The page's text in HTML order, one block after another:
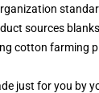
sources
cotton farming
just for you by